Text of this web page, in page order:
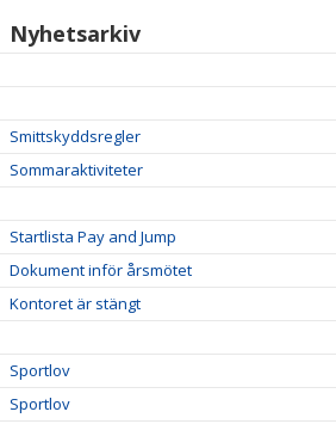
Nyhetsarkiv
Smittskyddsregler
Sommaraktiviteter
Startlista Pay and Jump
Dokument inför årsmötet
Kontoret är stängt
Sportlov
Sportlov